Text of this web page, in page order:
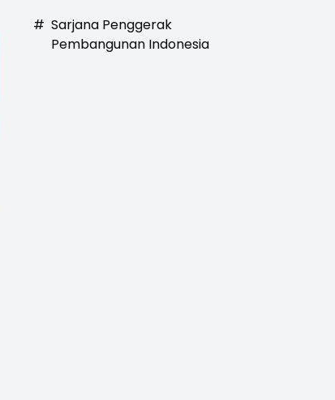
# Sarjana Penggerak
Pembangunan Indonesia